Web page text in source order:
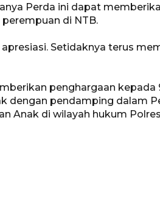
Perda ini dapat
di NTB.
Setidaknya terus
penghargaan kepada
dengan pendamping dalam
Anak di wilayah hukum
jelang
pada